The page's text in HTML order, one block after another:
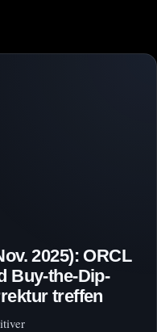
2025): ORCL
Buy-the-Dip-
treffen